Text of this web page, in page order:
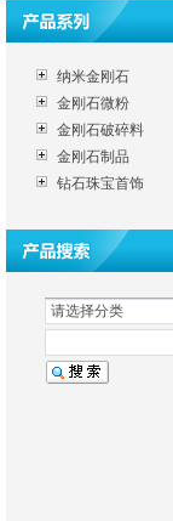
纳米金刚石
金刚石微粉
金刚石破碎料
金刚石制品
钻石珠宝首饰
请选择分类